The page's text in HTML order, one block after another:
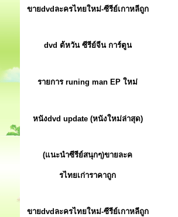
ขายdvdละครไทยใหม่-ซีรีย์เกาหลีถูก
dvd ต้หวัน ซีรีย์จีน การ์ตูน
รายการ runing man EP ใหม่
หนังdvd update (หนังใหม่ล่าสุด)
(แนะนำซีรีย์สนุกๆ)ขายละค
รไทยเก่าราคาถูก
ขายdvdละครไทยใหม่-ซีรีย์เกาหลีถูก